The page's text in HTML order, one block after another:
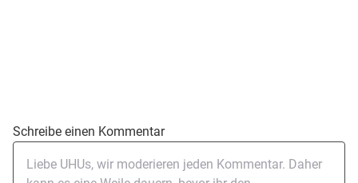
Schreibe einen Kommentar